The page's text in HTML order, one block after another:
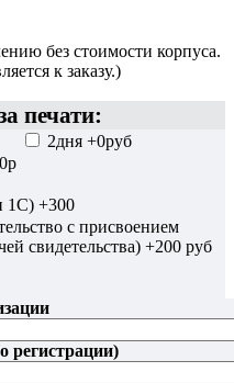
без стоимости корпуса.
к заказу.)
печати:
2дня +0руб
1С) +300
с присвоением
свидетельства) +200 руб
регистрации)